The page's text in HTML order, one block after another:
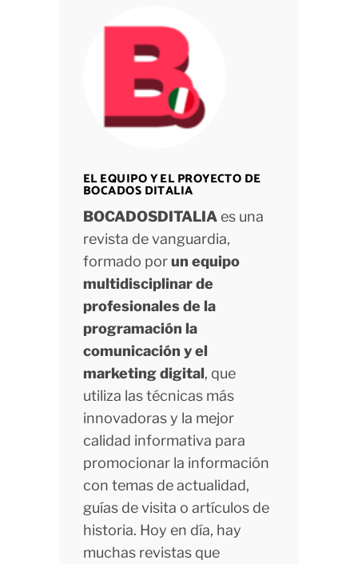
EL EQUIPO Y EL PROYECTO DE
BOCADOS DITALIA
BOCADOSDITALIAes una
revista de vanguardia,
formado porun equipo
multidisciplinar de
profesionales de la
programación la
comunicación y el
marketing digital, que
utiliza las técnicas más
innovadoras y la mejor
calidad informativa para
promocionar la información
con temas de actualidad,
guías de visita o artículos de
historia. Hoy en día, hay
muchas revistas que